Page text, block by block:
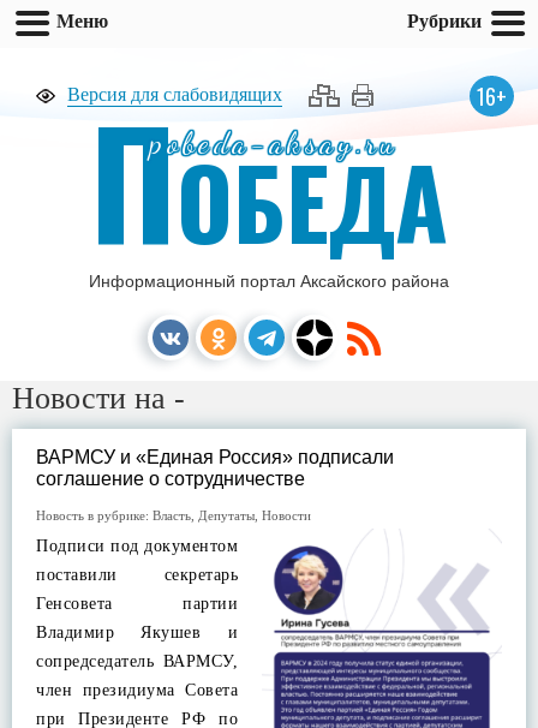
Версия для слабовидящих 16+
pobeda-aksay.ru
ПОБЕДА
Информационный портал Аксайского района
Новости на -
ВАРМСУ и «Единая Россия» подписали
соглашение о сотрудничестве
Новость в рубрике: Власть Депутаты Новости
Подписи под документом
поставили секретарь
Генсовета партии
Владимир Якушев и
сопредседатель ВАРМСУ,
член президиума Совета
при Президенте РФ по
Меню Рубрики